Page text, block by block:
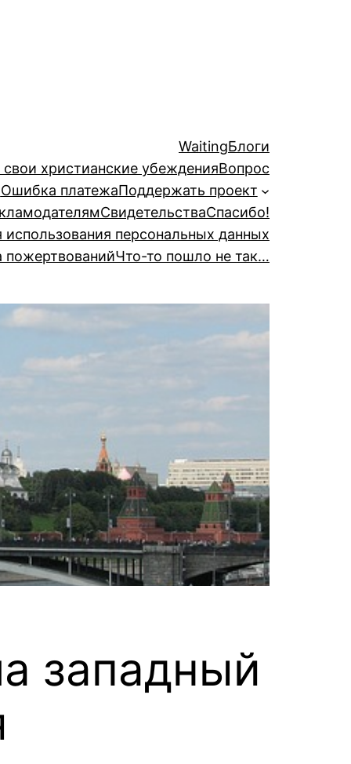
WaitingБлоги
христианские убежденияВопрос
Ошибка платежаПоддержать проект
СвидетельстваСпасибо!
использования персональных данных
пожертвованийЧто-то пошло не так…
западный